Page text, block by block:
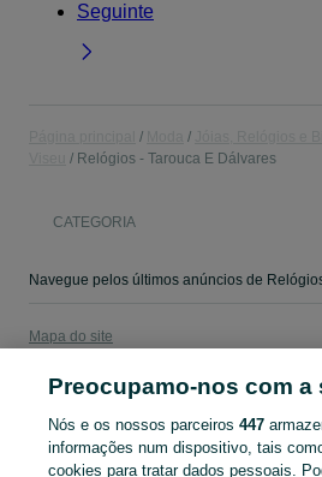
Seguinte
Relógios - Tarouca E Dálvares
CATEGORIA
Mapa do site
Mapa de mini-sites
Pesquisas populares
Preocupamo-nos com a
Nós e os nossos parceiros447
informações num dispositivo, tais
cookies para tratar dados pessoais.